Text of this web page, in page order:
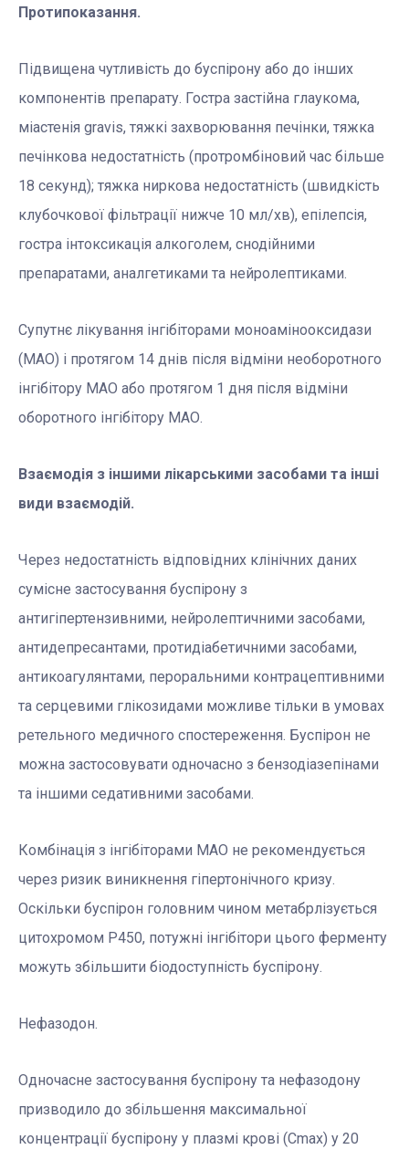
Протипоказання.
Підвищена чутливість до буспірону або до інших
компонентів препарату. Гостра застійна глаукома,
міастенія gravis, тяжкі захворювання печінки, тяжка
печінкова недостатність (протромбіновий час більше
18 секунд); тяжка ниркова недостатність (швидкість
клубочкової фільтрації нижче 10 мл/хв), епілепсія,
гостра інтоксикація алкоголем, снодійними
препаратами, аналгетиками та нейролептиками.
Супутнє лікування інгібіторами моноамінооксидази
(МАО) і протягом 14 днів після відміни необоротного
інгібітору МАО або протягом 1 дня після відміни
оборотного інгібітору МАО.
Взаємодія з іншими лікарськими засобами та інші
види взаємодій.
Через недостатність відповідних клінічних даних
сумісне застосування буспірону з
антигіпертензивними, нейролептичними засобами,
антидепресантами, протидіабетичними засобами,
антикоагулянтами, пероральними контрацептивними
та серцевими глікозидами можливе тільки в умовах
ретельного медичного спостереження. Буспірон не
можна застосовувати одночасно з бензодіазепінами
та іншими седативними засобами.
Комбінація з інгібіторами МАО не рекомендується
через ризик виникнення гіпертонічного кризу.
Оскільки буспірон головним чином метабрлізується
цитохромом Р450, потужні інгібітори цього ферменту
можуть збільшити біодоступність буспірону.
Нефазодон.
Одночасне застосування буспірону та нефазодону
призводило до збільшення максимальної
концентрації буспірону у плазмі крові (Сmax) у 20